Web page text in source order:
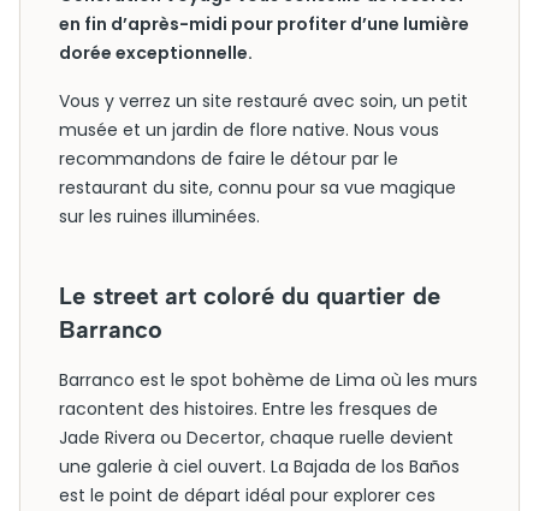
en fin d’après-midi pour profiter d’une lumière
dorée exceptionnelle.
Vous y verrez un site restauré avec soin, un petit
musée et un jardin de flore native. Nous vous
recommandons de faire le détour par le
restaurant du site, connu pour sa vue magique
sur les ruines illuminées.
Le street art coloré du quartier de
Barranco
Barranco est le spot bohème de Lima où les murs
racontent des histoires. Entre les fresques de
Jade Rivera ou Decertor, chaque ruelle devient
une galerie à ciel ouvert. La Bajada de los Baños
est le point de départ idéal pour explorer ces